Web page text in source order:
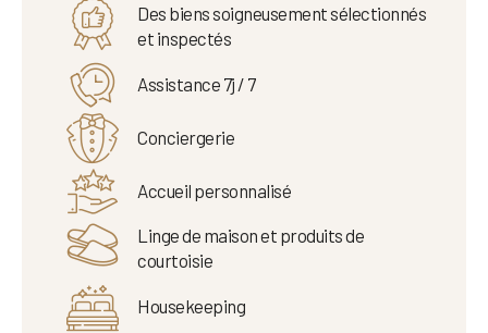
Des biens soigneusement sélectionnés
et inspectés
Assistance 7j / 7
Conciergerie
Accueil personnalisé
Linge de maison et produits de
courtoisie
Housekeeping